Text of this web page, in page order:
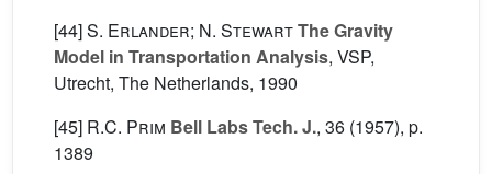
[44]S. Erlander; N. StewartThe Gravity
Model in Transportation Analysis, VSP,
Utrecht, The Netherlands, 1990
[45] R.C. Prim Bell Labs Tech. J., 36 (1957), p.
1389